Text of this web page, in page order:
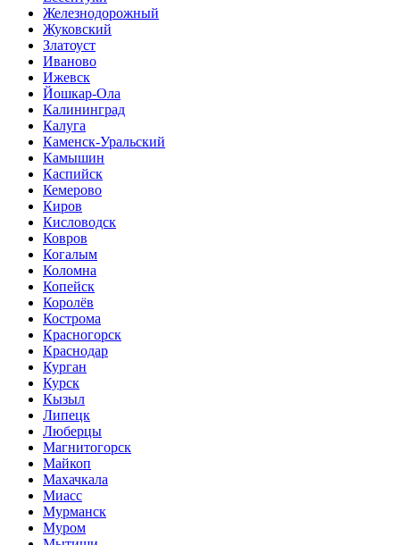
Железнодорожный
Жуковский
Златоуст
Иваново
Ижевск
Йошкар-Ола
Калининград
Калуга
Каменск-Уральский
Камышин
Каспийск
Кемерово
Киров
Кисловодск
Ковров
Когалым
Коломна
Копейск
Королёв
Кострома
Красногорск
Краснодар
Курган
Курск
Кызыл
Липецк
Люберцы
Магнитогорск
Майкоп
Махачкала
Миасс
Мурманск
Муром